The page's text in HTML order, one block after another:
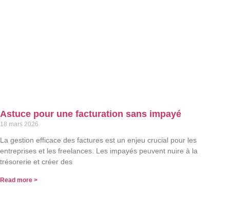
Astuce pour une facturation sans impayé
18 mars 2026
La gestion efficace des factures est un enjeu crucial pour les
entreprises et les freelances. Les impayés peuvent nuire à la
trésorerie et créer des
Read more >